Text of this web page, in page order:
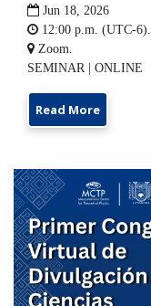
 Jun 18, 2026
 12:00 p.m. (UTC-6).
 Zoom.
SEMINAR | ONLINE
Read More